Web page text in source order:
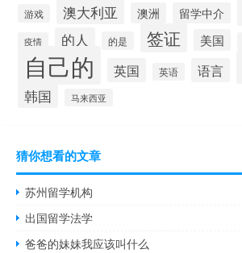
游戏 澳大利亚 澳洲 留学中介
疫情 的人 的是 签证 美国
自己的 英国 英语 语言
韩国 马来西亚
猜你想看的文章
苏州留学机构
出国留学法学
爸爸的妹妹我应该叫什么